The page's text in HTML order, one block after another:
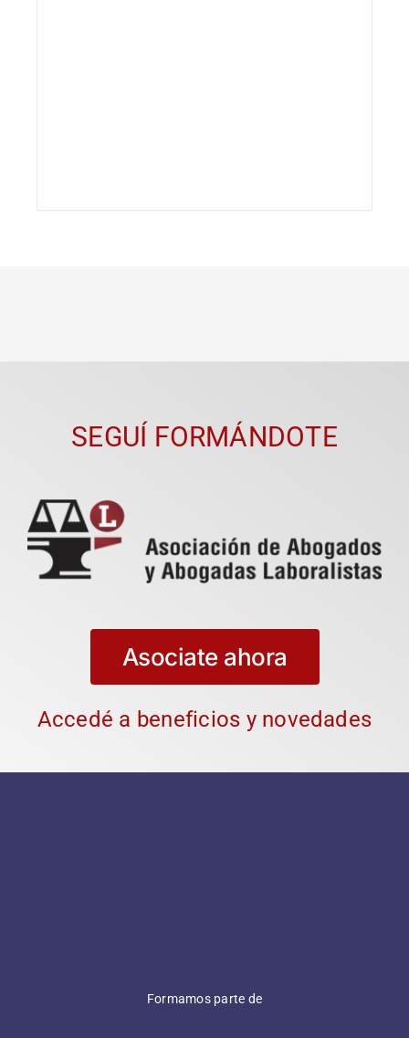
SEGUÍ FORMÁNDOTE
Accedé a beneficios y novedades